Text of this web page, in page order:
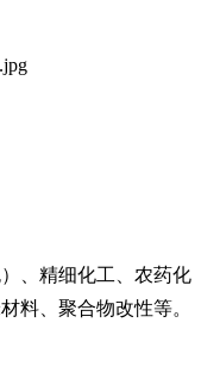
、精细化工、农药化
料、聚合物改性等。